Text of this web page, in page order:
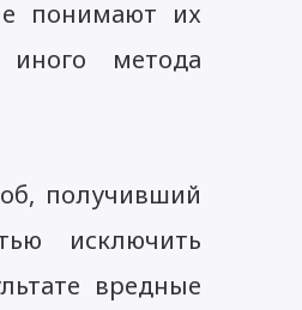
понимают их
метода
получивший
исключить
вредные